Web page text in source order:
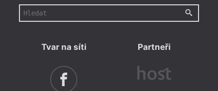
Tvar na síti Partneři